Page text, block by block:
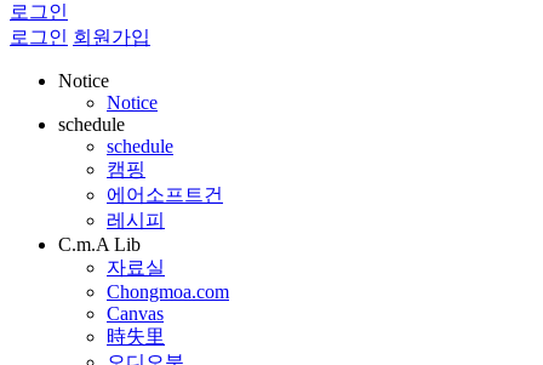
로그인
로그인 회원가입
Notice
Notice
schedule
schedule
캠핑
에어소프트건
레시피
C.m.A Lib
자료실
Chongmoa.com
Canvas
時失里